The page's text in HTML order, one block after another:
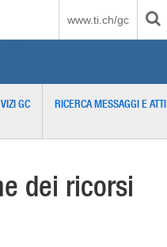
www.ti.ch/gc
GC RICERCA MESSAGGI E ATTI
dei ricorsi